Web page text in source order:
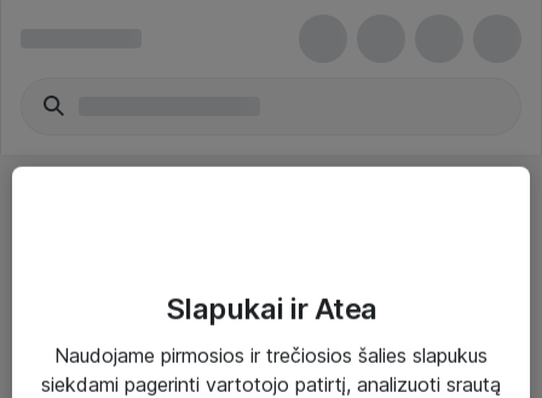
Paslaugos
Slapukai ir Atea
Naudojame pirmosios ir trečiosios šalies slapukus
siekdami pagerinti vartotojo patirtį, analizuoti srautą